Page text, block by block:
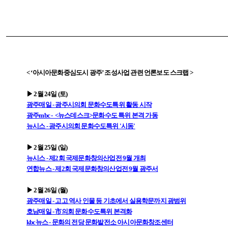
< ‘아시아문화중심도시 광주’ 조성사업 관련 언론보도 스크랩 >
▶ 2월 24일 (토)
광주매일 - 광주시의회 문화수도특위 활동 시작
광주mbc - <뉴스데스크>문화수도 특위 본격 가동
뉴시스 - 광주시의회 문화수도특위 '시동'
▶ 2월 25일 (일)
뉴시스 - 제2회 국제문화창의산업전 9월 개최
연합뉴스 - 제2회 국제문화창의산업전 9월 광주서
▶ 2월 26일 (월)
광주매일 - 고고 역사 인물 등 기초에서 실용학문까지 광범위
호남매일 - 市의회 문화수도특위 본격화
kbc뉴스 - 문화의 전당 문화발전소 아시아문화창조센터